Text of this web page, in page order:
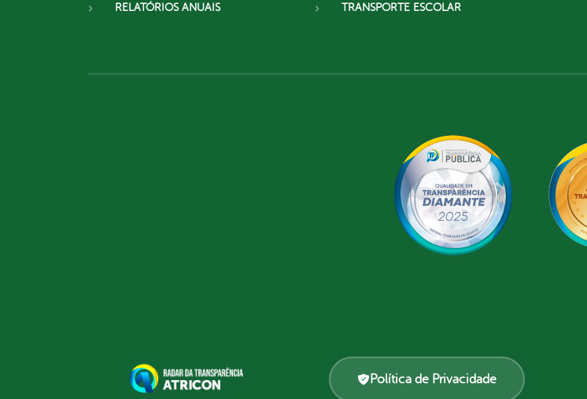
RELATÓRIOS ANUAIS TRANSPORTE ESCOLAR
Política de Privacidade